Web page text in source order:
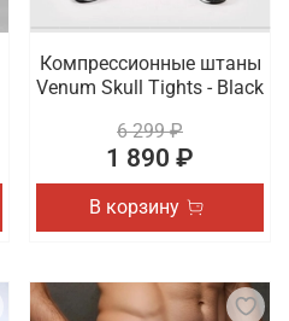
Компрессионные штаны
Venum Skull Tights - Black
6 299 ₽
1 890 ₽
В корзину